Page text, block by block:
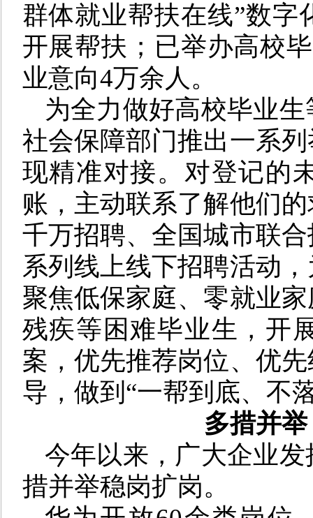
群体就业帮扶在线”数字
开展帮扶；已举办高校
业意向4万余人。
为全力做好高校毕业
社会保障部门推出一系
现精准对接。对登记的
账，主动联系了解他们
千万招聘、全国城市联
系列线上线下招聘活动
聚焦低保家庭、零就业
残疾等困难毕业生，开
案，优先推荐岗位、优
导，做到“一帮到底、不
多措并
今年以来，广大企业
措并举稳岗扩岗。